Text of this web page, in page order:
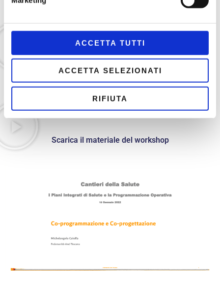
ACCETTA TUTTI
ACCETTA SELEZIONATI
RIFIUTA
Quarto Workshop di Capacitazione:
Quinto Workshop di Capacitazione:
Scarica il materiale del workshop